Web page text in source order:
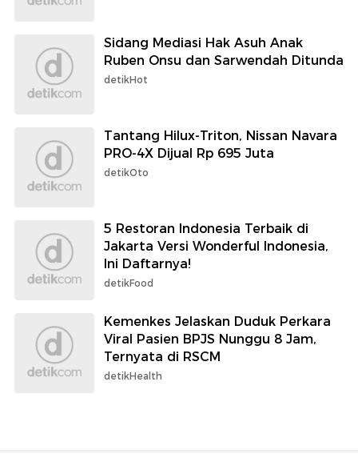
Sidang Mediasi Hak Asuh Anak
Ruben Onsu dan Sarwendah Ditunda
detikHot
Tantang Hilux-Triton, Nissan Navara
PRO-4X Dijual Rp 695 Juta
detikOto
5 Restoran Indonesia Terbaik di
Jakarta Versi Wonderful Indonesia,
Ini Daftarnya!
detikFood
Kemenkes Jelaskan Duduk Perkara
Viral Pasien BPJS Nunggu 8 Jam,
Ternyata di RSCM
detikHealth